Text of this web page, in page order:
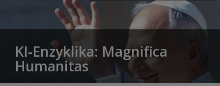
KI-Enzyklika: Magnifica
Humanitas